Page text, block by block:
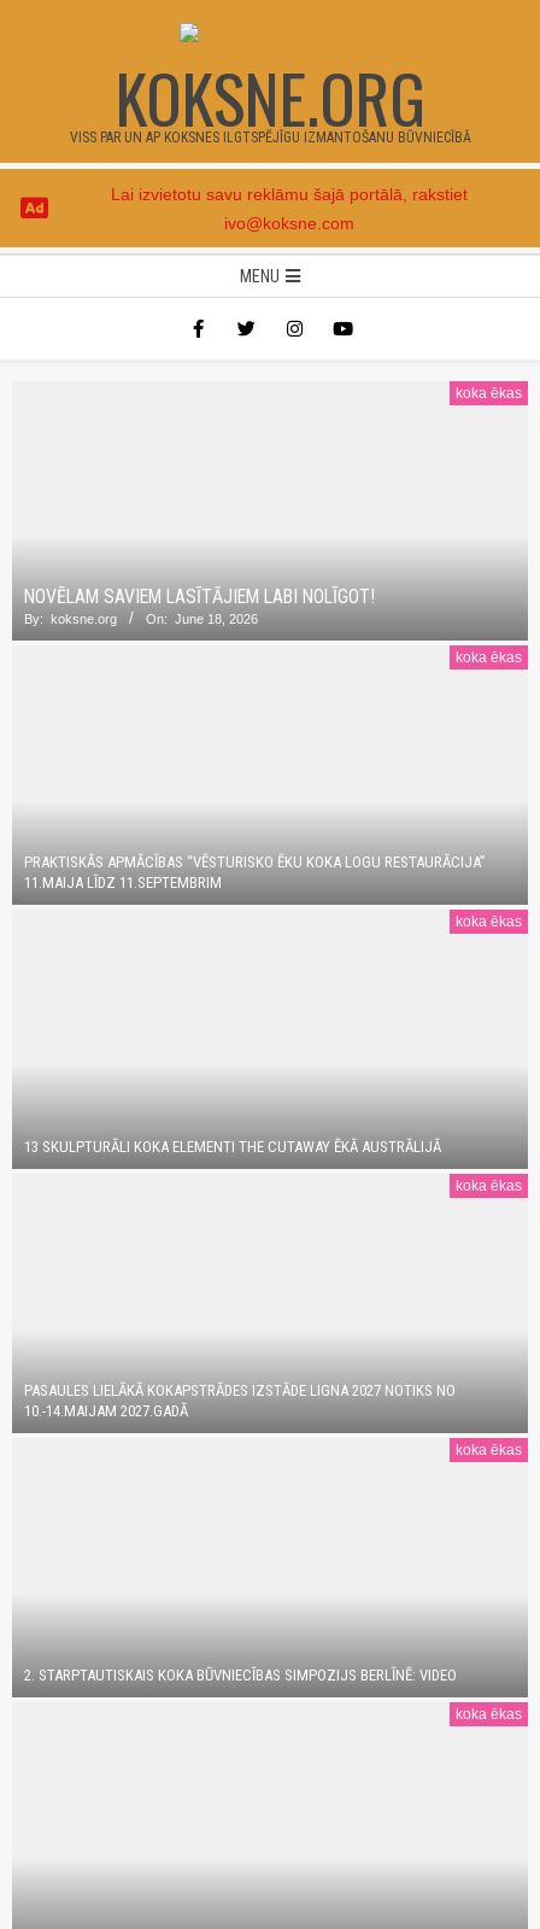
KOKSNE.ORG
VISS PAR UN AP KOKSNES ILGTSPĒJĪGU IZMANTOŠANU BŪVNIECĪBĀ
Lai izvietotu savu reklāmu šajā portālā, rakstiet
ivo@koksne.com
Navigation
MENU
koka ēkas
NOVĒLAM SAVIEM LASĪTĀJIEM LABI NOLĪGOT!
By: koksne.org On: June 18, 2026
koka ēkas
PRAKTISKĀS APMĀCĪBAS “VĒSTURISKO ĒKU KOKA LOGU RESTAURĀCIJA”
11.MAIJA LĪDZ 11.SEPTEMBRIM
koka ēkas
13 SKULPTURĀLI KOKA ELEMENTI THE CUTAWAY ĒKĀ AUSTRĀLIJĀ
koka ēkas
PASAULES LIELĀKĀ KOKAPSTRĀDES IZSTĀDE LIGNA 2027 NOTIKS NO
10.-14.MAIJAM 2027.GADĀ
koka ēkas
2. STARPTAUTISKAIS KOKA BŪVNIECĪBAS SIMPOZIJS BERLĪNĒ: VIDEO
koka ēkas